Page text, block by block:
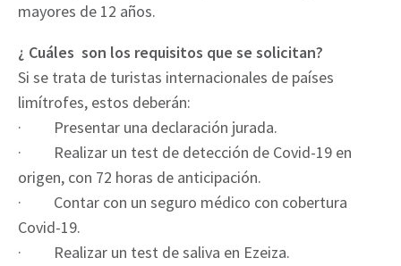
mayores de 12 años.
¿ Cuáles son los requisitos que se solicitan?
Si se trata de turistas internacionales de países
limítrofes, estos deberán:
· Presentar una declaración jurada.
· Realizar un test de detección de Covid-19 en
origen, con 72 horas de anticipación.
· Contar con un seguro médico con cobertura
Covid-19.
· Realizar un test de saliva en Ezeiza.